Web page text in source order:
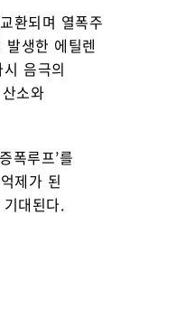
환되며 열폭주
생한 에틸렌
음극의
소와
폭루프’를
제가 된
대된다.